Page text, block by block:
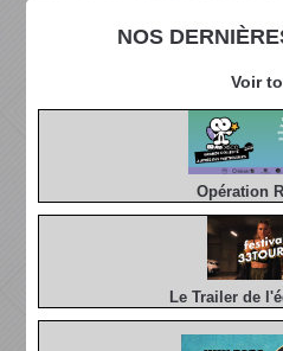
NOS
Voir
Opération
Le Trailer de